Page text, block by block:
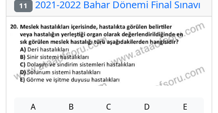
11 2021-2022 Bahar Dönemi Final Sınavı
A B C D E